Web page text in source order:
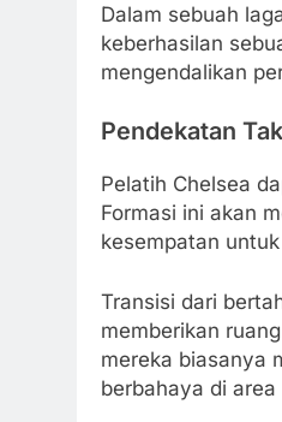
Dalam sebuah
keberhasilan
mengendalikan
Pendekatan
Pelatih Chelsea
Formasi ini akan
kesempatan
Transisi dari
memberikan
mereka biasanya
berbahaya di